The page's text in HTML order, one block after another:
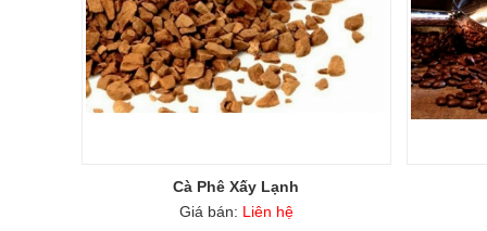
Cà Phê Xấy Lạnh
Giá bán: Liên hệ